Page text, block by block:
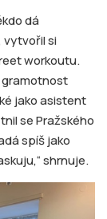
dá
vytvořil si
workoutu.
gramotnost
jako asistent
se Pražského
spíš jako
shrnuje.